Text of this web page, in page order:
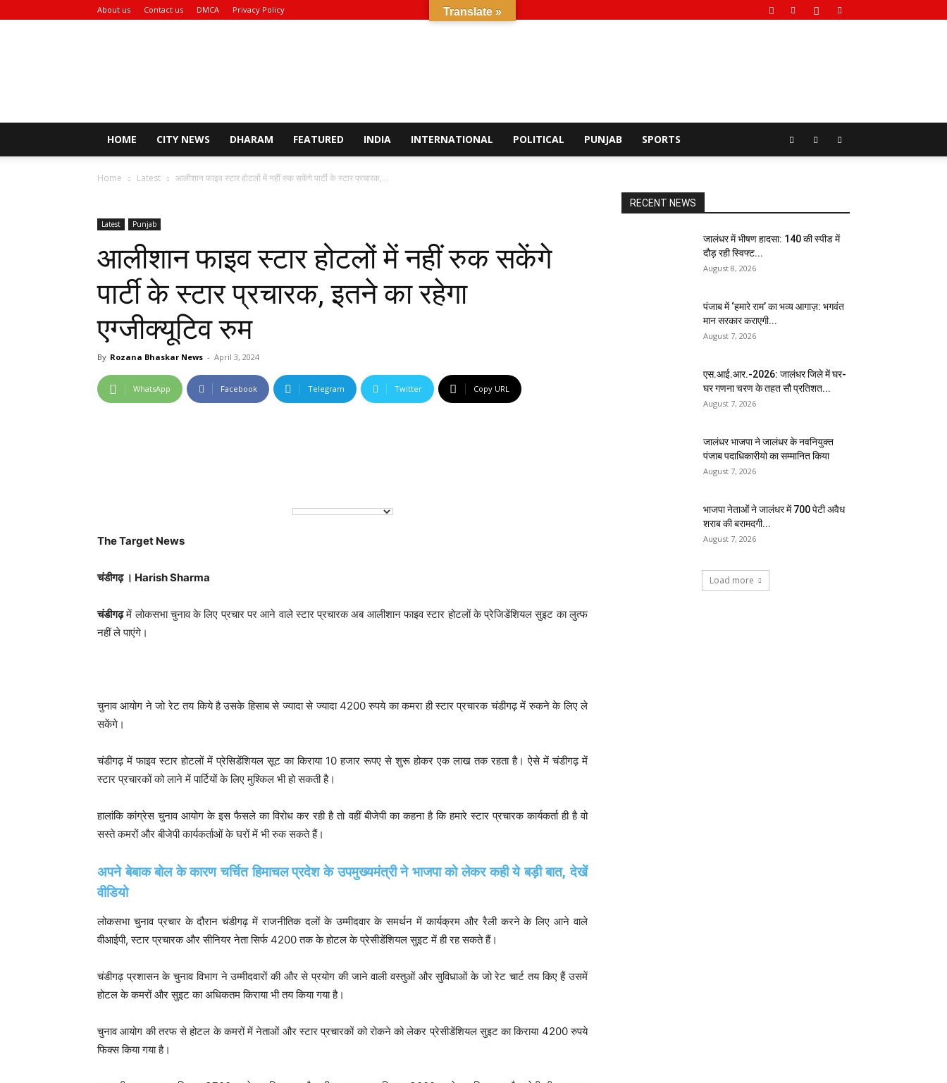
About us Contact us DMCA Privacy Policy
HOME CITY NEWS DHARAM FEATURED INDIA INTERNATIONAL POLITICAL PUNJAB SPORTS
Home Latest आलीशान फाइव स्टार होटलों में नहीं रुक सकेंगे पार्टी के स्टार प्रचारक,...
Latest Punjab
आलीशान फाइव स्टार होटलों में नहीं रुक सकेंगे
पार्टी के स्टार प्रचारक, इतने का रहेगा
एग्जीक्यूटिव रुम
By Rozana Bhaskar News - April 3, 2024
WhatsApp Facebook Telegram Twitter Copy URL
The Target News
चंडीगढ़ । Harish Sharma
चंडीगढ़में लोकसभा चुनाव के लिए प्रचार पर आने वाले स्टार प्रचारक अब आलीशान फाइव स्टार होटलों के प्रेजिडेंशियल सुइट का लुत्फ
नहीं ले पाएंगे।
चुनाव आयोग ने जो रेट तय किये है उसके हिसाब से ज्यादा से ज्यादा 4200 रुपये का कमरा ही स्टार प्रचारक चंडीगढ़ में रुकने के लिए ले
सकेंगे।
चंडीगढ़ में फाइव स्टार होटलों में प्रेसिडेंशियल सूट का किराया 10 हजार रूपए से शुरू होकर एक लाख तक रहता है। ऐसे में चंडीगढ़ में
स्टार प्रचारकों को लाने में पार्टियों के लिए मुश्किल भी हो सकती है।
हालांकि कांग्रेस चुनाव आयोग के इस फैसले का विरोध कर रही है तो वहीं बीजेपी का कहना है कि हमारे स्टार प्रचारक कार्यकर्ता ही है वो
सस्ते कमरों और बीजेपी कार्यकर्ताओं के घरों में भी रुक सकते हैं।
अपने बेबाक बोल के कारण चर्चित हिमाचल प्रदेश के उपमुख्यमंत्री ने भाजपा को लेकर कही ये बड़ी बात, देखें
वीडियो
लोकसभा चुनाव प्रचार के दौरान चंडीगढ़ में राजनीतिक दलों के उम्मीदवार के समर्थन में कार्यक्रम और रैली करने के लिए आने वाले
वीआईपी, स्टार प्रचारक और सीनियर नेता सिर्फ 4200 तक के होटल के प्रेसीडेंशियल सुइट में ही रह सकते हैं।
चंडीगढ़ प्रशासन के चुनाव विभाग ने उम्मीदवारों की और से प्रयोग की जाने वाली वस्तुओं और सुविधाओं के जो रेट चार्ट तय किए हैं उसमें
होटल के कमरों और सुइट का अधिकतम किराया भी तय किया गया है।
चुनाव आयोग की तरफ से होटल के कमरों में नेताओं और स्टार प्रचारकों को रोकने को लेकर प्रेसीडेंशियल सुइट का किराया 4200 रुपये
फिक्स किया गया है।
RECENT NEWS
जालंधर में भीषण हादसा: 140 की स्पीड में
दौड़ रही स्विफ्ट...
August 8, 2026
पंजाब में ‘हमारे राम’ का भव्य आगाज़: भगवंत
मान सरकार कराएगी...
August 7, 2026
एस.आई.आर.-2026: जालंधर जिले में घर-
घर गणना चरण के तहत सौ प्रतिशत...
August 7, 2026
जालंधर भाजपा ने जालंधर के नवनियुक्त
पंजाब पदाधिकारीयो का सम्मानित किया
August 7, 2026
भाजपा नेताओं ने जालंधर में 700 पेटी अवैध
शराब की बरामदगी...
August 7, 2026
Load more
Translate »